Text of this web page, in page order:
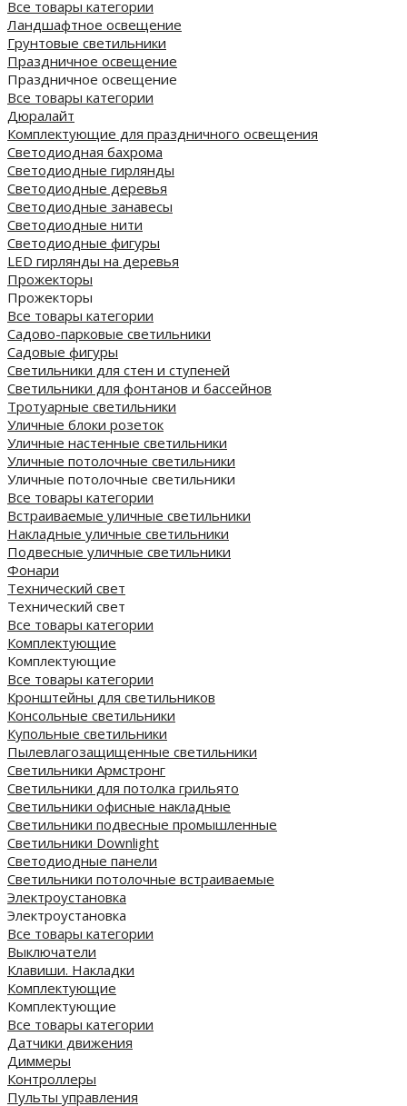
Все товары категории
Ландшафтное освещение
Грунтовые светильники
Праздничное освещение
Праздничное освещение
Все товары категории
Дюралайт
Комплектующие для праздничного освещения
Светодиодная бахрома
Светодиодные гирлянды
Светодиодные деревья
Светодиодные занавесы
Светодиодные нити
Светодиодные фигуры
LED гирлянды на деревья
Прожекторы
Прожекторы
Все товары категории
Садово-парковые светильники
Садовые фигуры
Светильники для стен и ступеней
Светильники для фонтанов и бассейнов
Тротуарные светильники
Уличные блоки розеток
Уличные настенные светильники
Уличные потолочные светильники
Уличные потолочные светильники
Все товары категории
Встраиваемые уличные светильники
Накладные уличные светильники
Подвесные уличные светильники
Фонари
Технический свет
Технический свет
Все товары категории
Комплектующие
Комплектующие
Все товары категории
Кронштейны для светильников
Консольные светильники
Купольные светильники
Пылевлагозащищенные светильники
Светильники Армстронг
Светильники для потолка грильято
Светильники офисные накладные
Светильники подвесные промышленные
Светильники Downlight
Светодиодные панели
Cветильники потолочные встраиваемые
Электроустановка
Электроустановка
Все товары категории
Выключатели
Клавиши. Накладки
Комплектующие
Комплектующие
Все товары категории
Датчики движения
Диммеры
Контроллеры
Пульты управления